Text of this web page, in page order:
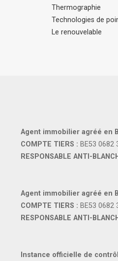
Thermographie
Technologies de
Le renouvelable
Agent immobilier agréé en
COMPTE TIERS : BE53 0682
RESPONSABLE ANTI-
Agent immobilier agréé en
COMPTE TIERS : BE53 0682
RESPONSABLE ANTI-
Instance officielle de